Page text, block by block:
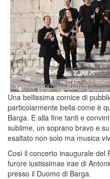
Una bellissima cornice di
particolarmente bella come è
Barga. E alla fine tanti e
sublime, un soprano bravo e
esaltato non solo ma musica
Così il concerto inaugurale del
furore iustissimae irae di
presso il Duomo di Barga.